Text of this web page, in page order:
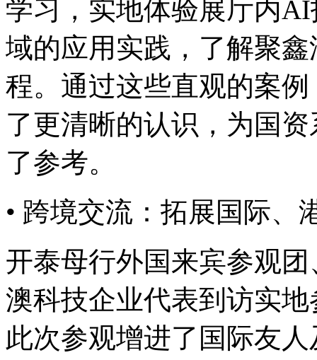
学习，实地体验展厅内AI
域的应用实践，了解
程。通过这些直观的案例
了更清晰的认识，为
了参考。
• 跨境交流：拓展国际
开泰母行外国来宾参观团
澳科技企业代表到访实地
此次参观增进了国际友